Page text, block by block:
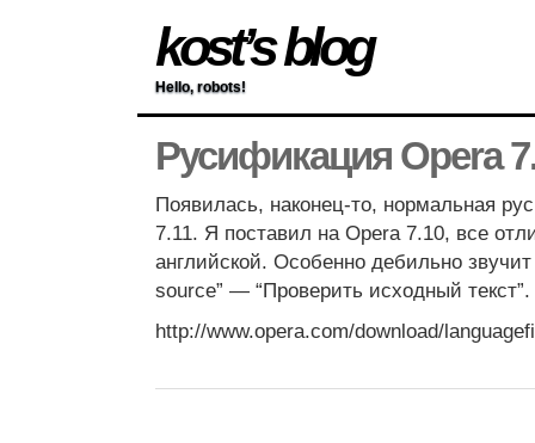
kost’s blog
Hello, robots!
Русификация Opera
Появилась, наконец-то, нормальная
7.11. Я поставил на Opera 7.10, все
английской. Особенно дебильно
source” — “Проверить исходный текст”.
http://www.opera.com/download/